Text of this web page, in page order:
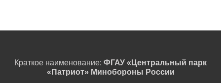
Краткое наименование: ФГАУ «Центральный парк
«Патриот» Минобороны России